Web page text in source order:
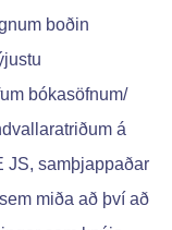
boðin
bókasöfnum/
á
JS, samþjappaðar
miða að því að